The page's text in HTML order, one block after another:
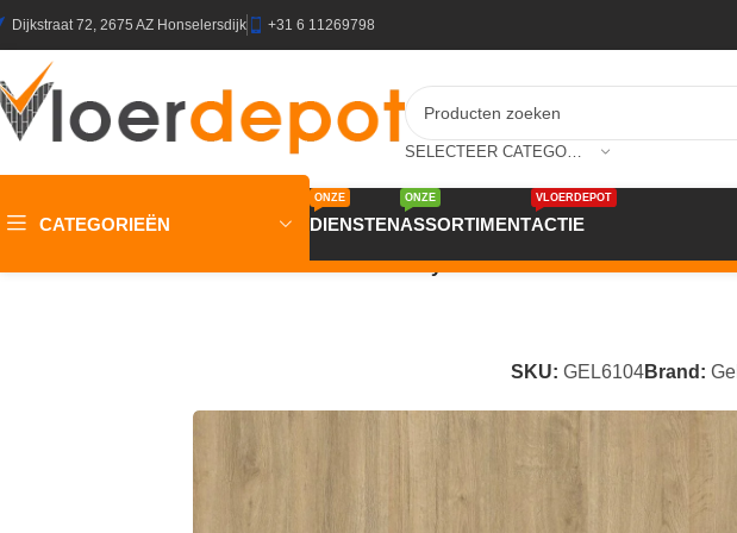
Dijkstraat 72, 2675 AZ Honselersdijk +31 6 11269798
CATEGORIEËN DIENSTEN
ONZE
ASSORTIMENT
ONZE
ACTIE
VLOERDEPOT
PVC Vloeren/Gelasta Dryback PVC Oakland Smoked 6104
SKU: GEL6104Brand: